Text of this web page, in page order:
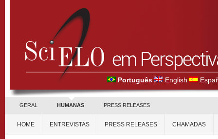
Português English
GERAL HUMANAS PRESS RELEASES
HOME ENTREVISTAS PRESS RELEASES CHAMADAS